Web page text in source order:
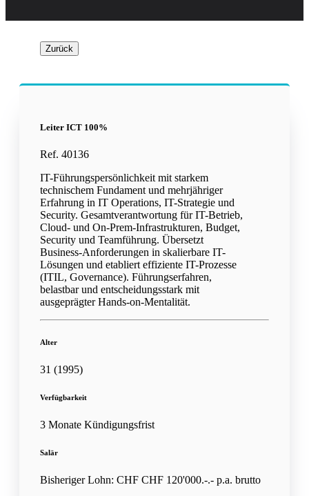
Zurück
Leiter ICT 100%
Ref. 40136
IT-Führungspersönlichkeit mit starkem
technischem Fundament und mehrjähriger
Erfahrung in IT Operations, IT-Strategie und
Security. Gesamtverantwortung für IT-Betrieb,
Cloud- und On-Prem-Infrastrukturen, Budget,
Security und Teamführung. Übersetzt
Business-Anforderungen in skalierbare IT-
Lösungen und etabliert effiziente IT-Prozesse
(ITIL, Governance). Führungserfahren,
belastbar und entscheidungsstark mit
ausgeprägter Hands-on-Mentalität.
Alter
31 (1995)
Verfügbarkeit
3 Monate Kündigungsfrist
Salär
Bisheriger Lohn: CHF CHF 120'000.-.- p.a. brutto